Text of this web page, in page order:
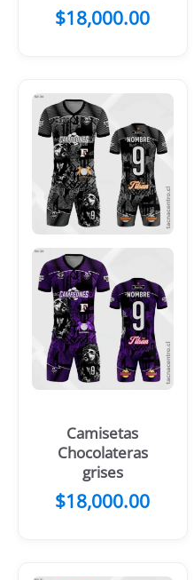
$18,000.00
Camisetas
Chocolateras
grises
$18,000.00